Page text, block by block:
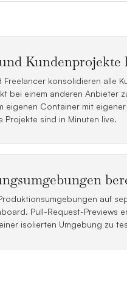
Kundenprojekte
konsolidieren alle
bei einem anderen Anbieter
eigenen Container mit
Projekte sind in Minuten live.
auf
Pull-Request-Previews
isolierten Umgebung zu